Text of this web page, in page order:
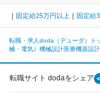
固定給25万円以上 固定給
転職・求人doda（デューダ）ト
械・電気） 機械設計医療機器設計
転職サイト dodaをシェア